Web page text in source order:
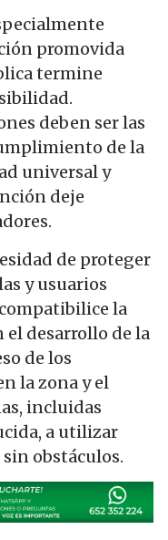
promovida
termine
deben ser las
de la
universal y
deje
de proteger
y usuarios
la
desarrollo de la
de los
la zona y el
incluidas
a utilizar
obstáculos.